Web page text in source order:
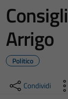
Arrigo
Politico
Condividi